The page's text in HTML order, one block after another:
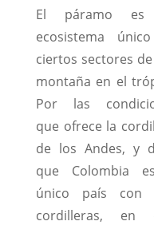
El páramo
ecosistema
ciertos sectores
montaña en el
Por las
que ofrece la
de los Andes, y
que Colombia
único país con
cordilleras, en